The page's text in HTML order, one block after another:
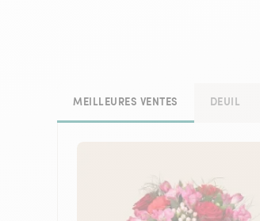
MEILLEURES VENTES DEUIL